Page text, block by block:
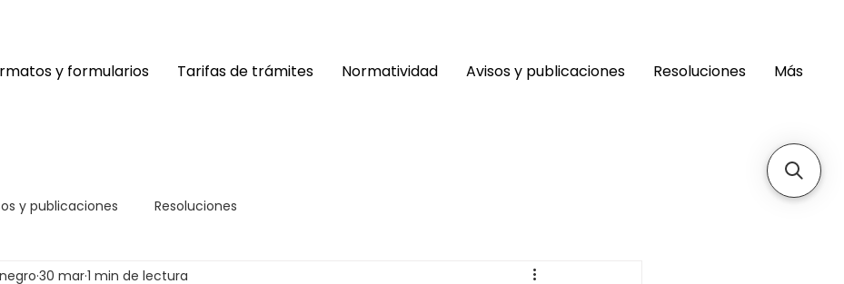
y formularios Tarifas de trámites Normatividad Avisos y publicaciones Resoluciones Más
y publicaciones Resoluciones
30 mar1 min de lectura